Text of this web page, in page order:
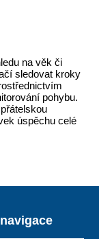
na věk či
sledovat kroky
pohybu.
úspěchu celé